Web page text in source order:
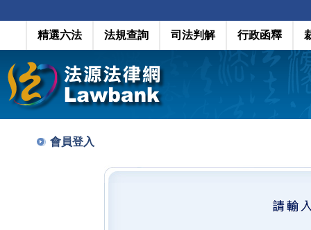
精選六法 法規查詢 司法判解 行政函釋
會員登入